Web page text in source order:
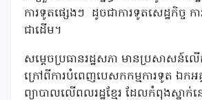
ការទូតផ្សេងៗ ដូចជាការទូតសេដ្ឋកិច្ច ក
ជាដើម។
សម្តេចប្រធានរដ្ឋសភា មានប្រសាសន៍ល
ក្រៅពីការបំពេញបេសកកម្មការទូត ឯកអ
ព្យាបាលលើពលរដ្ឋខ្មែរ ដែលកំពុងស្នាក់